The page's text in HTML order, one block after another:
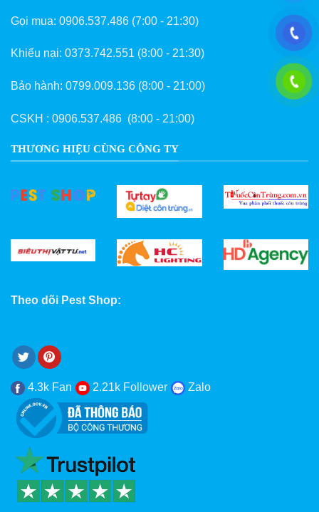
Gọi mua: 0906.537.486 (7:00 - 21:30)
Khiếu nại: 0373.742.551 (8:00 - 21:30)
Bảo hành: 0799.009.136 (8:00 - 21:00)
CSKH : 0906.537.486 (8:00 - 21:00)
THƯƠNG HIỆU CÙNG CÔNG TY
Theo dõi Pest Shop:
4.3k Fan 2.21k Follower Zalo